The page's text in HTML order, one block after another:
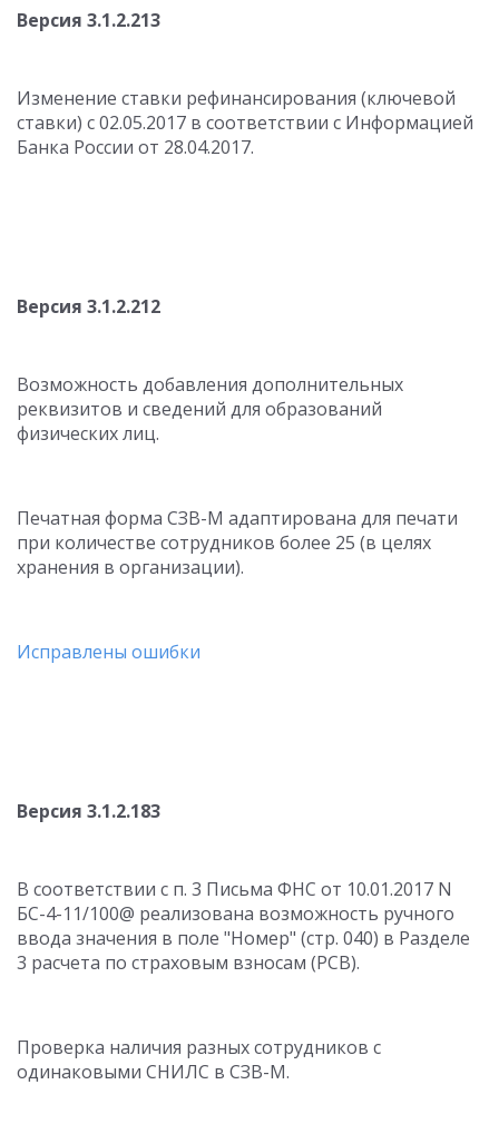
Версия 3.1.2.213
Изменение ставки рефинансирования (ключевой
ставки) с 02.05.2017 в соответствии с Информацией
Банка России от 28.04.2017.
Версия 3.1.2.212
Возможность добавления дополнительных
реквизитов и сведений для образований
физических лиц.
Печатная форма СЗВ-М адаптирована для печати
при количестве сотрудников более 25 (в целях
хранения в организации).
Исправлены ошибки
Версия 3.1.2.183
В соответствии с п. 3 Письма ФНС от 10.01.2017 N
БС-4-11/100@ реализована возможность ручного
ввода значения в поле "Номер" (стр. 040) в Разделе
3 расчета по страховым взносам (РСВ).
Проверка наличия разных сотрудников с
одинаковыми СНИЛС в СЗВ-М.